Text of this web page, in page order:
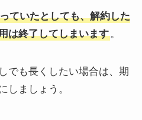
ていたとしても、解約した
は終了してしまいます。
でも長くしたい場合は、期
しましょう。